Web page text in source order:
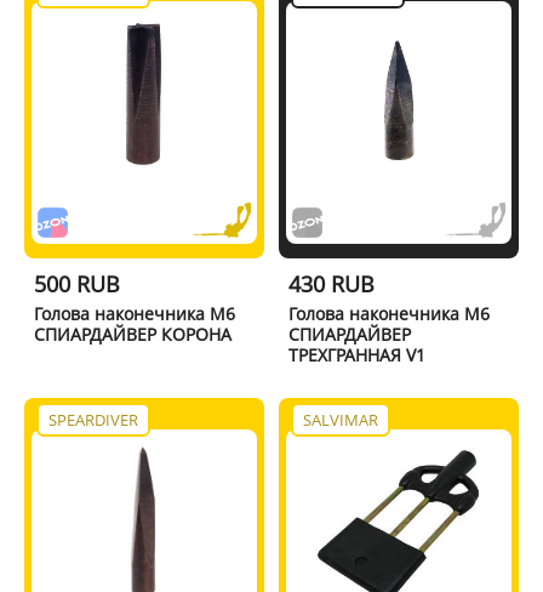
500 RUB
Голова наконечника М6
СПИАРДАЙВЕР КОРОНА
430 RUB
Голова наконечника М6
СПИАРДАЙВЕР
ТРЕХГРАННАЯ V1
SPEARDIVER SALVIMAR